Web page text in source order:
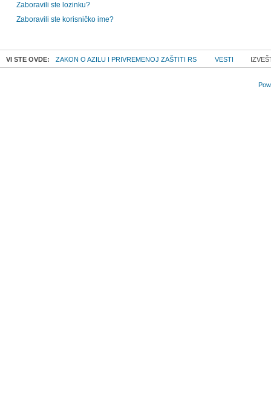
Zaboravili ste lozinku?
Zaboravili ste korisničko ime?
VI STE OVDE: ZAKON O AZILU I PRIVREMENOJ ZAŠTITI RS VESTI